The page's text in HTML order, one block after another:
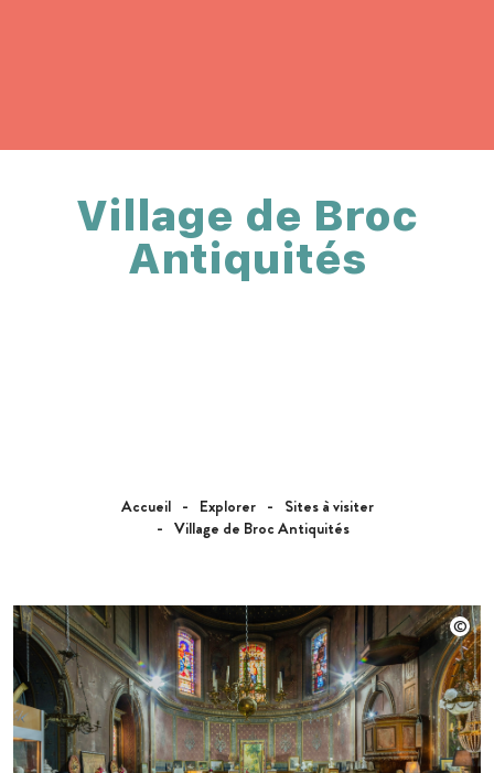
Accueil Explorer
Sites à visiter
Village de Broc Antiquités
Village de Broc
Antiquités